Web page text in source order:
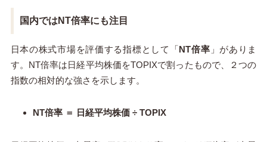
国内ではNT倍率にも注目
日本の株式市場を評価する指標として「NT倍率 」がありま
す。NT倍率は日経平均株価をTOPIXで割ったもので、２つの
指数の相対的な強さを示します。
NT倍率 ＝ 日経平均株価 ÷ TOPIX